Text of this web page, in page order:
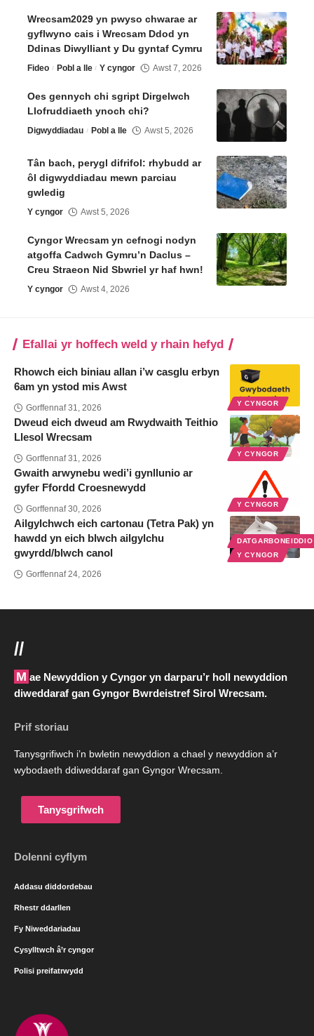
Wrecsam2029 yn pwyso chwarae ar
gyflwyno cais i Wrecsam Ddod yn
Ddinas Diwylliant y Du gyntaf Cymru
Fideo Pobl a lle Y cyngor Awst 7, 2026
Oes gennych chi sgript Dirgelwch
Llofruddiaeth ynoch chi?
Digwyddiadau Pobl a lle Awst 5, 2026
Tân bach, perygl difrifol: rhybudd ar
ôl digwyddiadau mewn parciau
gwledig
Y cyngor Awst 5, 2026
Cyngor Wrecsam yn cefnogi nodyn
atgoffa Cadwch Gymru’n Daclus –
Creu Straeon Nid Sbwriel yr haf hwn!
Y cyngor Awst 4, 2026
Efallai yr hoffech weld y rhain hefyd
Y CYNGOR
Rhowch eich biniau allan i’w casglu erbyn
6am yn ystod mis Awst
Gorffennaf 31, 2026
Y CYNGOR
Dweud eich dweud am Rwydwaith Teithio
Llesol Wrecsam
Gorffennaf 31, 2026
Y CYNGOR
Gwaith arwynebu wedi’i gynllunio ar
gyfer Ffordd Croesnewydd
Gorffennaf 30, 2026
Y CYNGOR
Ailgylchwch eich cartonau (Tetra Pak) yn
hawdd yn eich blwch ailgylchu
gwyrdd/blwch canol
Gorffennaf 24, 2026
//
Mae Newyddion y Cyngor yn darparu’r holl newyddion
diweddaraf gan Gyngor Bwrdeistref Sirol Wrecsam.
Prif storiau
Tanysgrifiwch i’n bwletin newyddion a chael y newyddion a’r
wybodaeth ddiweddaraf gan Gyngor Wrecsam.
Tanysgrifwch
Dolenni cyflym
Addasu diddordebau
Rhestr ddarllen
Fy Niweddariadau
Cysylltwch â’r cyngor
Polisi preifatrwydd